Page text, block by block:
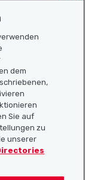
dem
Sie auf
zu
unserer